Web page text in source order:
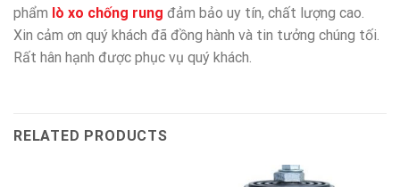
phẩm lò xo chống rung đảm bảo uy tín, chất lượng cao.
Xin cảm ơn quý khách đã đồng hành và tin tưởng chúng tối.
Rất hân hạnh được phục vụ quý khách.
RELATED PRODUCTS